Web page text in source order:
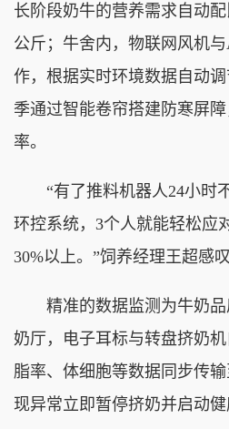
长阶段奶牛的营养需求自动
公斤；牛舍内，物联网风机
作，根据实时环境数据自动
季通过智能卷帘搭建防寒屏
率。
“有了推料机器人24小时
环控系统，3个人就能轻松应
30%以上。”饲养经理王超感叹
精准的数据监测为牛奶品
奶厅，电子耳标与转盘挤奶
脂率、体细胞等数据同步传
现异常立即暂停挤奶并启动健